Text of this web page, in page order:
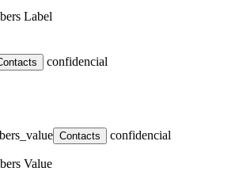
Label
confidencial
Contacts confidencial
Value